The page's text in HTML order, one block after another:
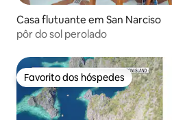
Casa flutuante em San Narciso
pôr do sol perolado
Favorito dos hóspedes
Favorito dos hóspedes